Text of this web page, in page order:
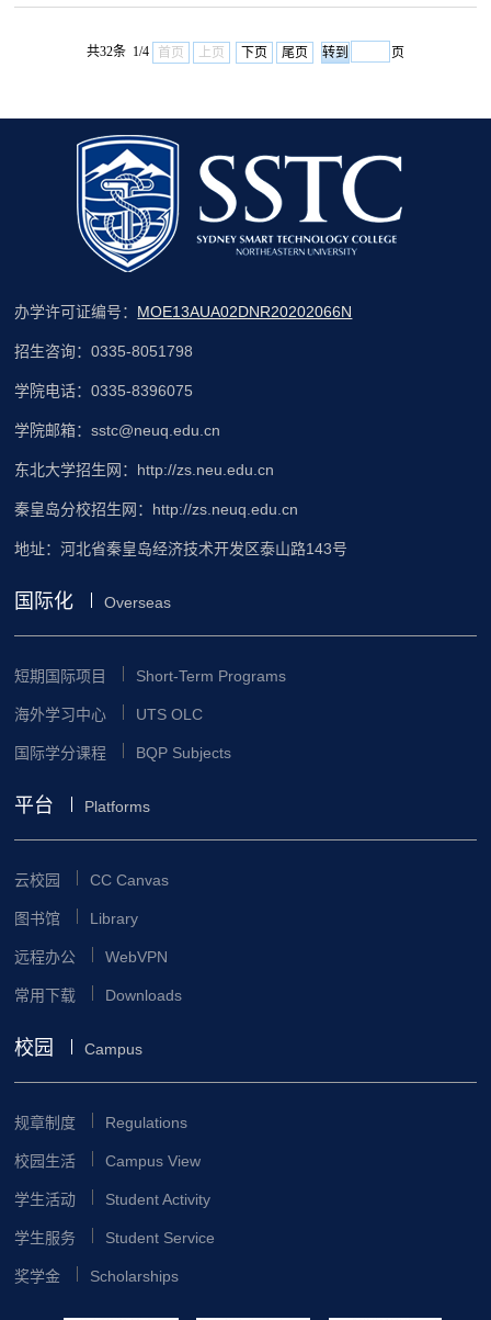
排名评估中最强的指标，UTS在此项的世界排名为第77位。在世
共32条 1/4 首页 上页 下页 尾页 页
办学许可证编号： MOE13AUA02DNR20202066N
招生咨询：0335-8051798
学院电话：0335-8396075
学院邮箱：sstc@neuq.edu.cn
东北大学招生网：http://zs.neu.edu.cn
秦皇岛分校招生网：http://zs.neuq.edu.cn
地址：河北省秦皇岛经济技术开发区泰山路143号
国际化 Overseas
短期国际项目 Short-Term Programs
海外学习中心 UTS OLC
国际学分课程 BQP Subjects
平台 Platforms
云校园 CC Canvas
图书馆 Library
远程办公 WebVPN
常用下载 Downloads
校园 Campus
规章制度 Regulations
校园生活 Campus View
学生活动 Student Activity
学生服务 Student Service
奖学金 Scholarships